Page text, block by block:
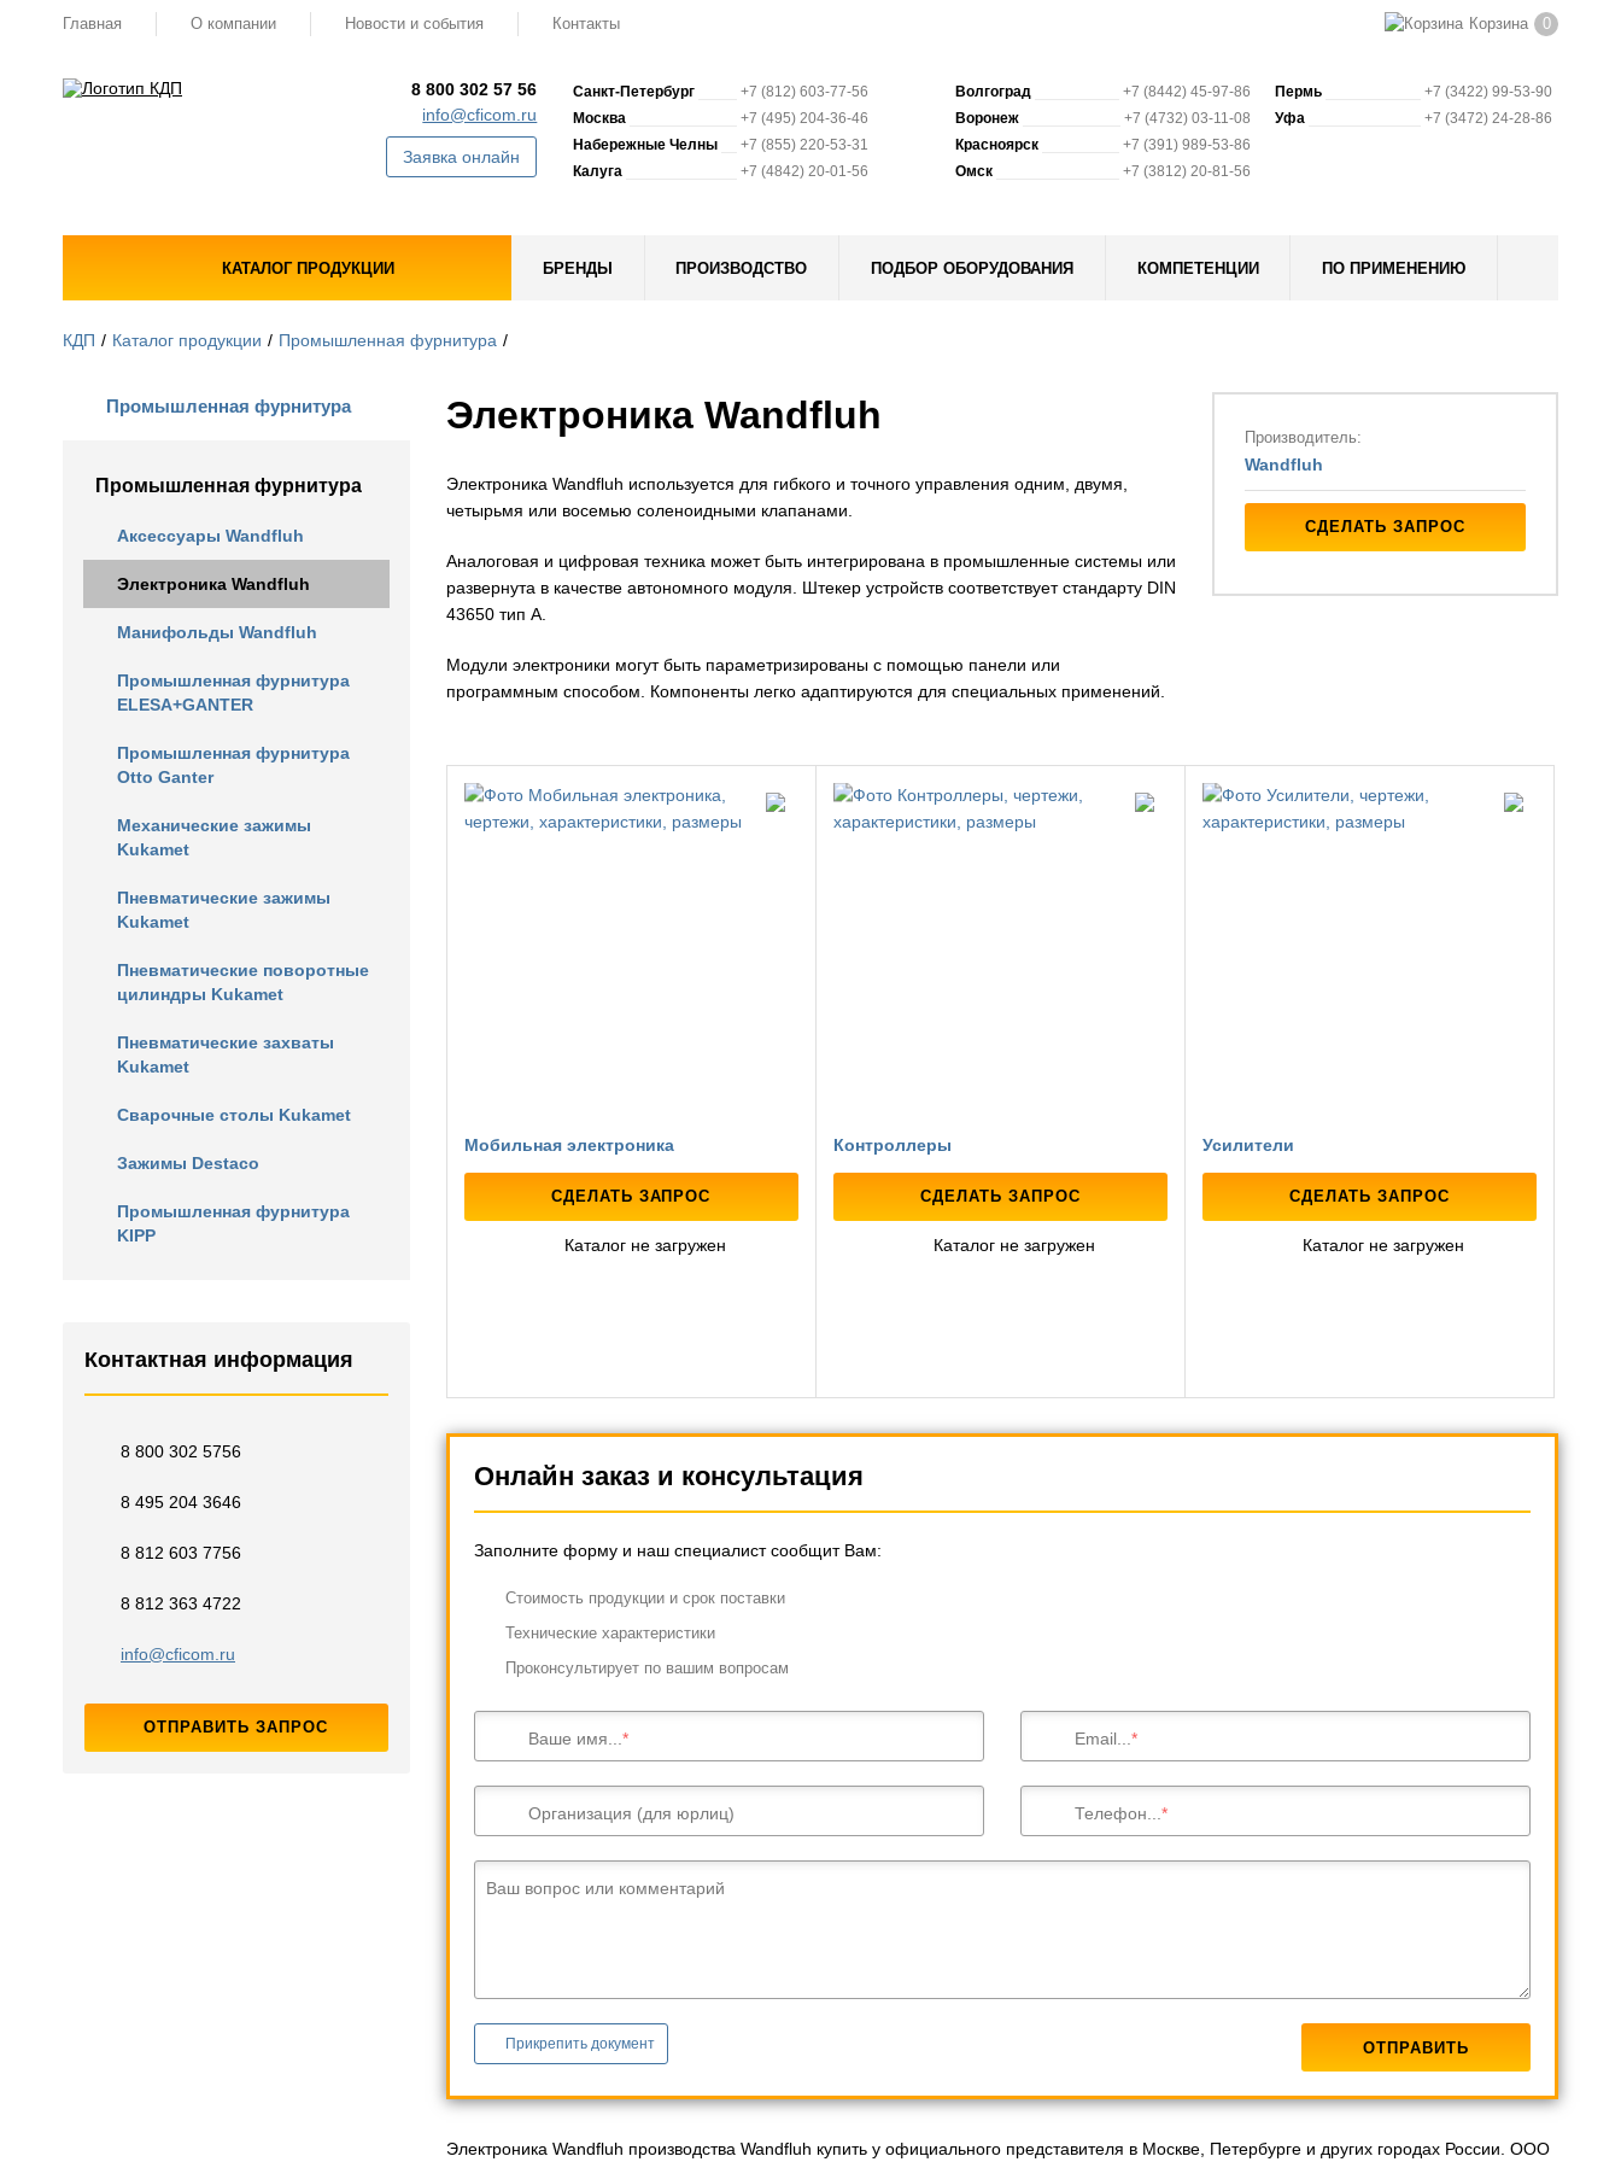
Главная О компании Новости и события Контакты Корзина 0
8 800 302 57 56
info@cficom.ru
Заявка онлайн
Санкт-Петербург
+7 (812) 603-77-56
Москва
+7 (495) 204-36-46
Набережные Челны
+7 (855) 220-53-31
Калуга
+7 (4842) 20-01-56
Волгоград
+7 (8442) 45-97-86
Воронеж
+7 (4732) 03-11-08
Красноярск
+7 (391) 989-53-86
Омск
+7 (3812) 20-81-56
Пермь
+7 (3422) 99-53-90
Уфа
+7 (3472) 24-28-86
КАТАЛОГ ПРОДУКЦИИ БРЕНДЫ ПРОИЗВОДСТВО ПОДБОР ОБОРУДОВАНИЯ КОМПЕТЕНЦИИ ПО ПРИМЕНЕНИЮ
КДП Каталог продукции Промышленная фурнитура
Промышленная фурнитура
Промышленная фурнитура
Аксессуары Wandfluh
Электроника Wandfluh
Манифольды Wandfluh
Промышленная фурнитура
ELESA+GANTER
Промышленная фурнитура
Otto Ganter
Механические зажимы
Kukamet
Пневматические зажимы
Kukamet
Пневматические поворотные
цилиндры Kukamet
Пневматические захваты
Kukamet
Сварочные столы Kukamet
Зажимы Destaco
Промышленная фурнитура
KIPP
Контактная информация
8 800 302 5756
8 495 204 3646
8 812 603 7756
8 812 363 4722
info@cficom.ru
ОТПРАВИТЬ ЗАПРОС
Электроника Wandfluh
Электроника Wandfluh используется для гибкого и точного управления одним, двумя,
четырьмя или восемью соленоидными клапанами.
Аналоговая и цифровая техника может быть интегрирована в промышленные системы или
развернута в качестве автономного модуля. Штекер устройств соответствует стандарту DIN
43650 тип A.
Модули электроники могут быть параметризированы с помощью панели или
программным способом. Компоненты легко адаптируются для специальных применений.
Производитель:
Wandfluh
СДЕЛАТЬ ЗАПРОС
Мобильная электроника
СДЕЛАТЬ ЗАПРОС
Каталог не загружен
Контроллеры
СДЕЛАТЬ ЗАПРОС
Каталог не загружен
Усилители
СДЕЛАТЬ ЗАПРОС
Каталог не загружен
Онлайн заказ и консультация
Заполните форму и наш специалист сообщит Вам:
Cтоимость продукции и срок поставки
Технические характеристики
Проконсультирует по вашим вопросам
Ваше имя... Email...
Организация (для юрлиц) Телефон...
Ваш вопрос или комментарий
Прикрепить документ
Электроника Wandfluh производства Wandfluh купить у официального представителя в Москве, Петербурге и других городах России. ООО